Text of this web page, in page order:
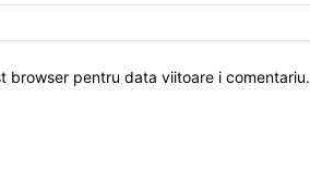
browser pentru data viitoare i comentariu.